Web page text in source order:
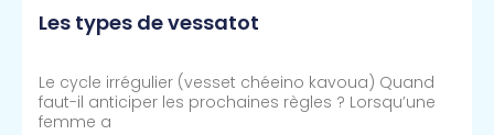
Les types de vessatot
Le cycle irrégulier (vesset chéeino kavoua) Quand
faut-il anticiper les prochaines règles ? Lorsqu’une
femme a